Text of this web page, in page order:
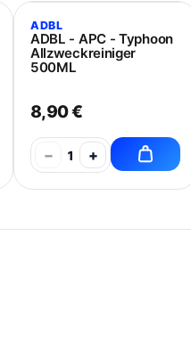
ADBL
ADBL - APC - Typhoon
Allzweckreiniger
500ML
8,90 €
− 1 +